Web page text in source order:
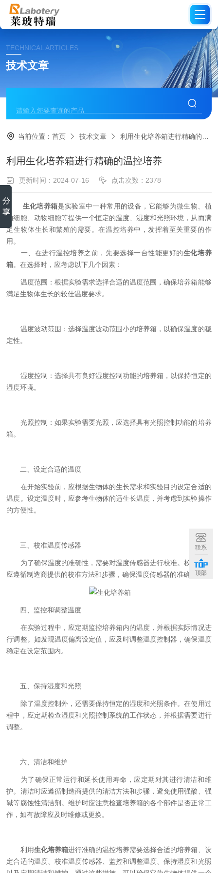
TECHNICAL ARTICLES
技术文章
当前位置：首页 技术文章 利用生化培养箱进行精确的温控培养
利用生化培养箱进行精确的温控培养
更新时间：2024-07-16 点击次数：2378
生化培养箱是实验室中一种常用的设备，它能够为微生物、植
物细胞、动物细胞等提供一个恒定的温度、湿度和光照环境，从而满
足生物体生长和繁殖的需要。在温控培养中，发挥着至关重要的作
用。
一、在进行温控培养之前，先要选择一台性能更好的生化培养
箱。在选择时，应考虑以下几个因素：
温度范围：根据实验需求选择合适的温度范围，确保培养箱能够
满足生物体生长的较佳温度要求。
温度波动范围：选择温度波动范围小的培养箱，以确保温度的稳
定性。
湿度控制：选择具有良好湿度控制功能的培养箱，以保持恒定的
湿度环境。
光照控制：如果实验需要光照，应选择具有光照控制功能的培养
箱。
二、设定合适的温度
在开始实验前，应根据生物体的生长需求和实验目的设定合适的
温度。设定温度时，应参考生物体的适生长温度，并考虑到实验操作
的方便性。
三、校准温度传感器
为了确保温度的准确性，需要对温度传感器进行校准。校准过程
应遵循制造商提供的校准方法和步骤，确保温度传感器的准确性。
四、监控和调整温度
在实验过程中，应定期监控培养箱内的温度，并根据实际情况进
行调整。如发现温度偏离设定值，应及时调整温度控制器，确保温度
稳定在设定范围内。
五、保持湿度和光照
除了温度控制外，还需要保持恒定的湿度和光照条件。在使用过
程中，应定期检查湿度和光照控制系统的工作状态，并根据需要进行
调整。
六、清洁和维护
为了确保正常运行和延长使用寿命，应定期对其进行清洁和维
护。清洁时应遵循制造商提供的清洁方法和步骤，避免使用强酸、强
碱等腐蚀性清洁剂。维护时应注意检查培养箱的各个部件是否正常工
作，如有故障应及时维修或更换。
利用生化培养箱进行准确的温控培养需要选择合适的培养箱、设
定合适的温度、校准温度传感器、监控和调整温度、保持湿度和光照
联系
顶部